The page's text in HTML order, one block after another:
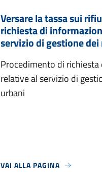
Versare la tassa sui
richiesta di
servizio di gestione
Procedimento di
relative al servizio di
urbani
VAI ALLA PAGINA